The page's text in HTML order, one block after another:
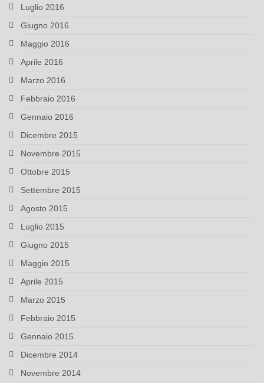
Luglio 2016
Giugno 2016
Maggio 2016
Aprile 2016
Marzo 2016
Febbraio 2016
Gennaio 2016
Dicembre 2015
Novembre 2015
Ottobre 2015
Settembre 2015
Agosto 2015
Luglio 2015
Giugno 2015
Maggio 2015
Aprile 2015
Marzo 2015
Febbraio 2015
Gennaio 2015
Dicembre 2014
Novembre 2014